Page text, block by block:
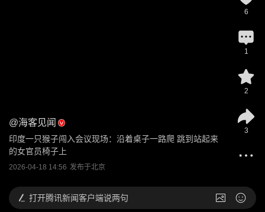
@海客见闻
印度一只猴子闯入会议现场：沿着桌子一路爬 跳到站起来
的女官员椅子上
2026-04-18 14:56 发布于北京
6
1
2
3
打开腾讯新闻客户端说两句